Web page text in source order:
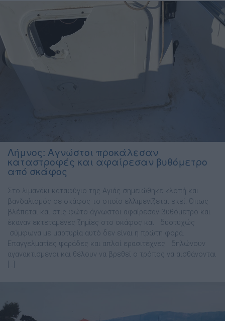
Λήμνος: Αγνώστοι προκάλεσαν
καταστροφές και αφαίρεσαν βυθόμετρο
από σκάφος
Στο λιμανάκι καταφύγιο της Αγιάς σημειώθηκε κλοπή και
βανδαλισμός σε σκάφος το οποίο ελλιμενίζεται εκεί. Όπως
βλέπεται και στις φώτο άγνωστοι αφαίρεσαν βυθόμετρο και
έκαναν εκτεταμένες ζημίες στο σκάφος και δυστυχώς
σύμφωνα με μαρτυρία αυτό δεν είναι η πρώτη φορά.
Επαγγελματίες ψαράδες και απλοί ερασιτέχνες δηλώνουν
αγανακτισμένοι και θέλουν να βρεθεί ο τρόπος να αισθάνονται